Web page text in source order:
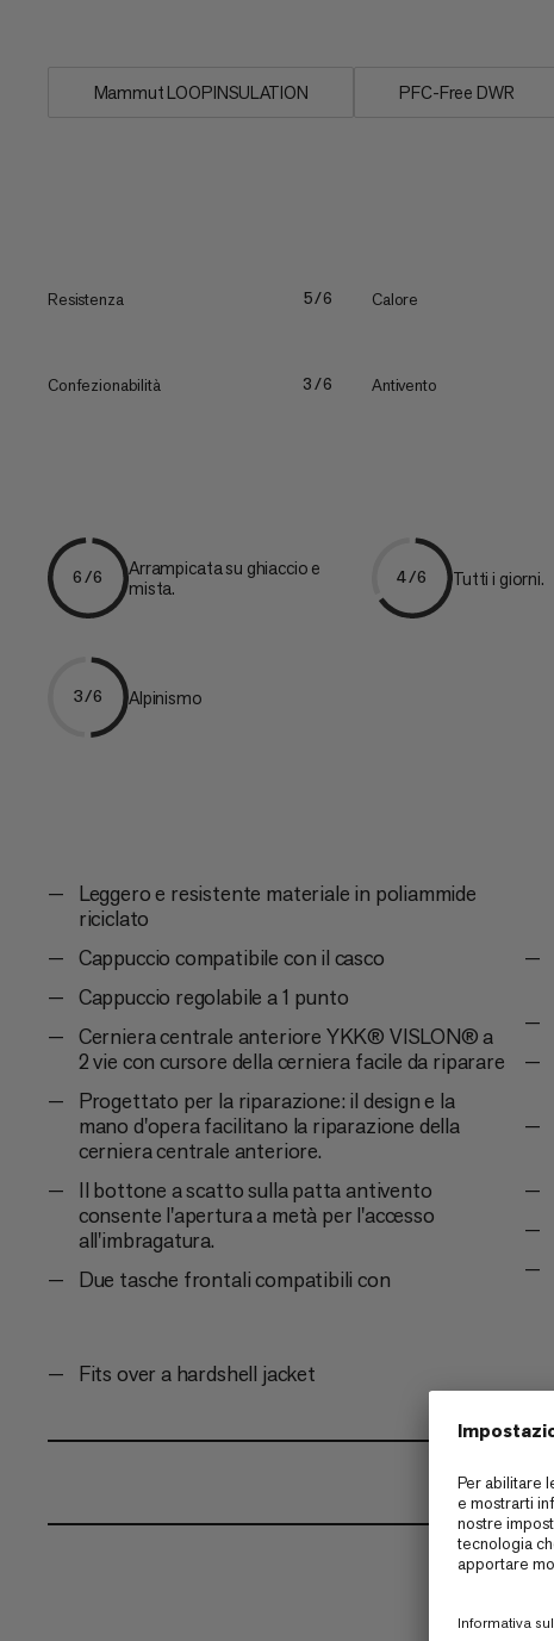
Mammut LOOPINSULATION PFC-Free DWR
Resistenza 5/6 Calore
Confezionabilità 3/6 Antivento
6/6
Arrampicata su ghiaccio e
mista.
4/6 Tutti i giorni.
3/6 Alpinismo
Leggero e resistente materiale in poliammide
riciclato
Cappuccio compatibile con il casco
Cappuccio regolabile a 1 punto
Cerniera centrale anteriore YKK® VISLON® a
2 vie con cursore della cerniera facile da riparare
Progettato per la riparazione: il design e la
mano d'opera facilitano la riparazione della
cerniera centrale anteriore.
Il bottone a scatto sulla patta antivento
consente l'apertura a metà per l'accesso
all'imbragatura.
Due tasche frontali compatibili con
Fits over a hardshell jacket